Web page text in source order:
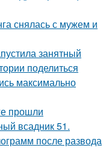
снялась с мужем и
занятный
поделиться
максимально
прошли
всадник 51.
после развода